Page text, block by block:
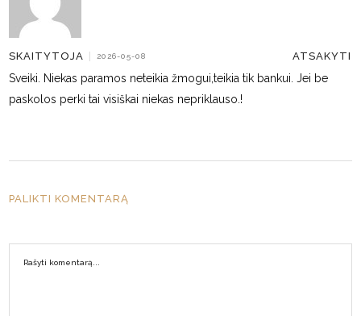
SKAITYTOJA 2026-05-08 ATSAKYTI
Sveiki. Niekas paramos neteikia žmogui,teikia tik bankui. Jei be
paskolos perki tai visiškai niekas nepriklauso.!
PALIKTI KOMENTARĄ